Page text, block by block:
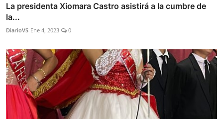
La presidenta Xiomara Castro asistirá a la cumbre de
la...
DiarioVS Ene 4, 2023 0